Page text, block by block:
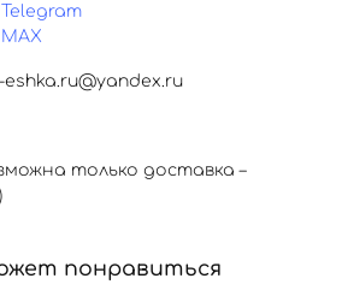
только доставка –
понравиться